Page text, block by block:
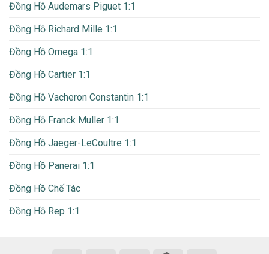
Đồng Hồ Audemars Piguet 1:1
Đồng Hồ Richard Mille 1:1
Đồng Hồ Omega 1:1
Đồng Hồ Cartier 1:1
Đồng Hồ Vacheron Constantin 1:1
Đồng Hồ Franck Muller 1:1
Đồng Hồ Jaeger-LeCoultre 1:1
Đồng Hồ Panerai 1:1
Đồng Hồ Chế Tác
Đồng Hồ Rep 1:1